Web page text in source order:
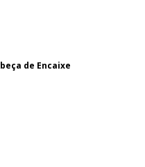
de Encaixe